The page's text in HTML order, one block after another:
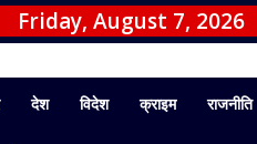
Friday, August 7, 2026
देश विदेश क्राइम राजनीति